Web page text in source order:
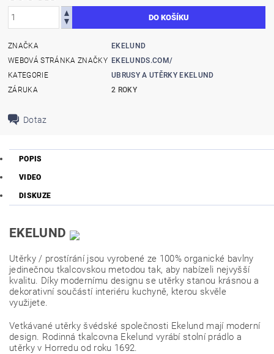
ZNAČKA
EKELUND
WEBOVÁ STRÁNKA ZNAČKY EKELUNDS.COM/
KATEGORIE
UBRUSY A UTĚRKY EKELUND
ZÁRUKA
2 ROKY
Dotaz
POPIS
VIDEO
DISKUZE
EKELUND
Utěrky / prostírání jsou vyrobené ze 100% organické bavlny
jedinečnou tkalcovskou metodou tak, aby nabízeli nejvyšší
kvalitu. Díky modernímu designu se utěrky stanou krásnou a
dekorativní součástí interiéru kuchyně, kterou skvěle
využijete.
Vetkávané utěrky švédské společnosti Ekelund mají moderní
design. Rodinná tkalcovna Ekelund vyrábí stolní prádlo a
utěrky v Horredu od roku 1692.